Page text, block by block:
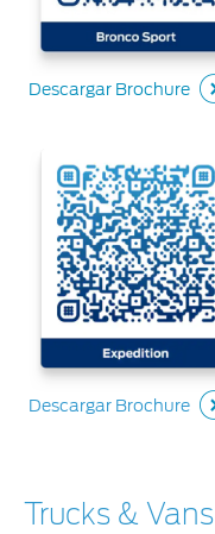
Descargar Brochure
Descargar Brochure
Trucks & Vans